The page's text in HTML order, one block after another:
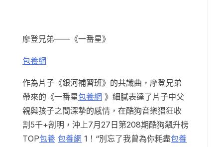
摩登兄弟——《一番星》
包養網
作為片子《銀河補習班》的共識曲，摩登兄弟
帶來的《一番星包養網 》細膩表達了片子中父
親與孩子之間深摯的感情，在酷狗音樂猖狂收
割5千+剖明，沖上7月27日第208期酷狗飆升榜
TOP包養 包養網 1！“別忘了我曾為你耗盡包養